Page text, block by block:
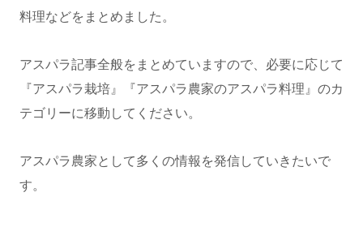
料理などをまとめました。
アスパラ記事全般をまとめていますので、必要に応じて
『アスパラ栽培』『アスパラ農家のアスパラ料理』のカ
テゴリーに移動してください。
アスパラ農家として多くの情報を発信していきたいで
す。